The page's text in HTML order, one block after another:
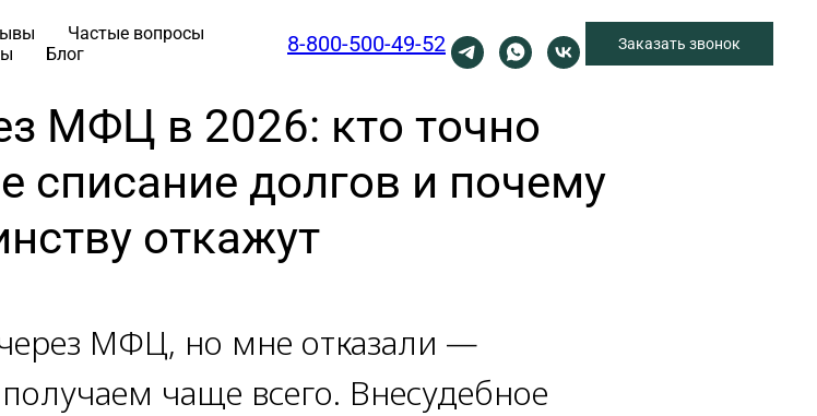
Частые вопросы
Блог 8-800-500-49-52 Заказать звонок
МФЦ в 2026: кто точно
списание долгов и почему
откажут
МФЦ, но мне отказали —
чаще всего. Внесудебное